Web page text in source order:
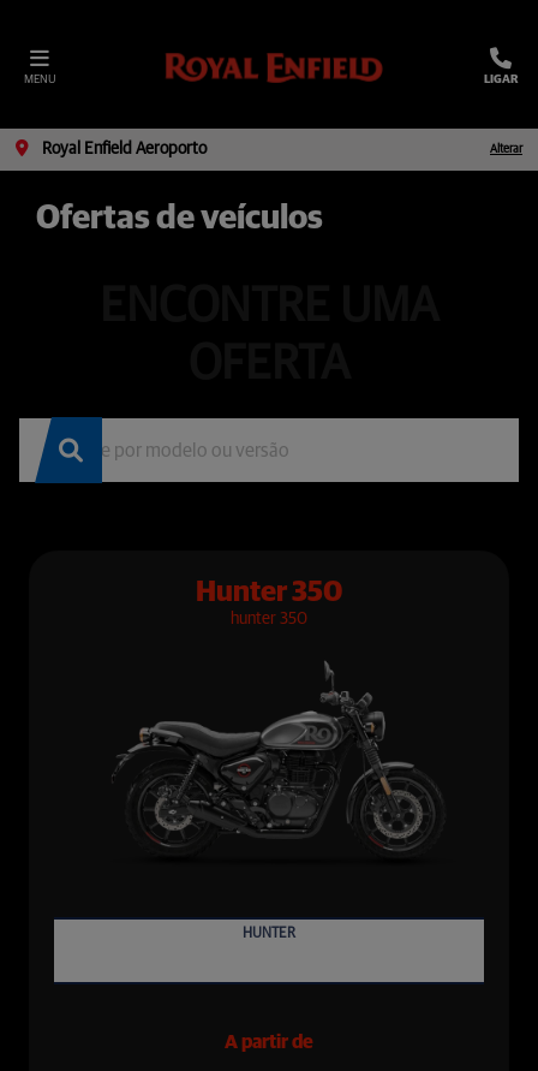
MENU LIGAR
Royal Enfield Aeroporto Alterar
Ofertas de veículos
Hunter 350
hunter 350
350
A partir de